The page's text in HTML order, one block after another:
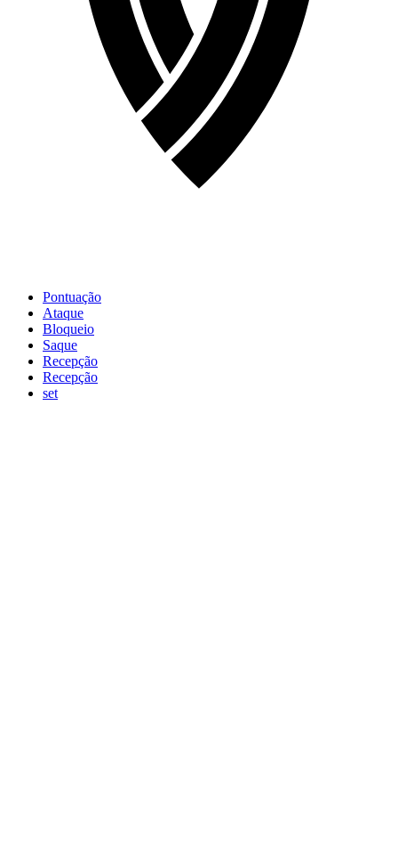
Pontuação
Ataque
Bloqueio
Saque
Recepção
Recepção
set